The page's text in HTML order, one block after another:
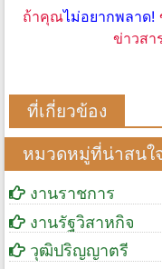
ถ้าคุณไม่อยากพลาด!
ข่าวสา
ที่เกี่ยวข้อง
หมวดหมู่ที่น่าสนใ
งานราชการ
งานรัฐวิสาหกิจ
วุฒิปริญญาตรี